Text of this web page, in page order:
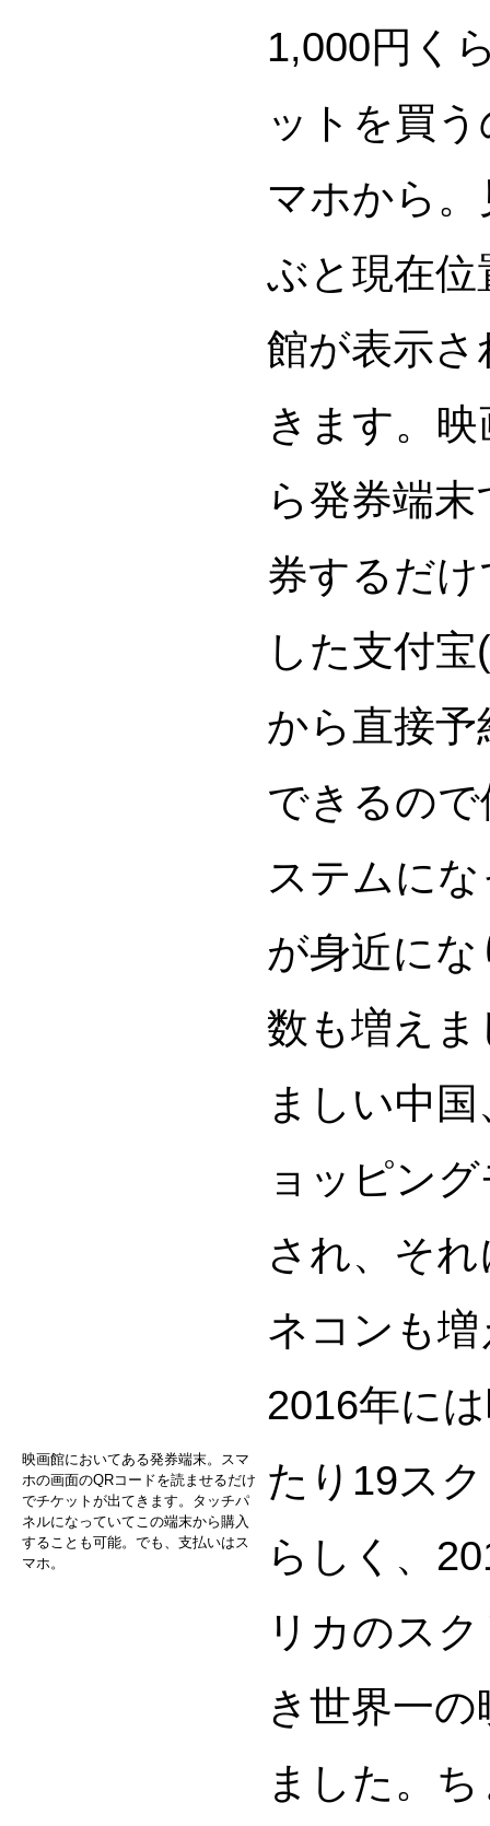
1,000円く
ットを買
マホから
ぶと現在
館が表示
きます。
ら発券端
券するだ
した支付
から直接
できるの
ステムに
が身近に
数も増え
ましい中
ョッピン
され、そ
ネコンも
2016年に
たり19ス
らしく、
リカのス
き世界一
ました。
映画館においてある発券端末。スマ
ホの画面のQRコードを読ませるだけ
でチケットが出てきます。タッチパ
ネルになっていてこの端末から購入
することも可能。でも、支払いはス
マホ。